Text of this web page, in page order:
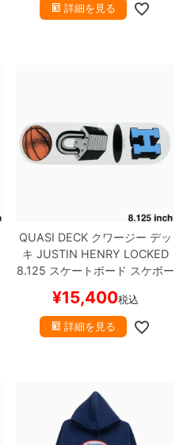
詳細を見る
QUASI DECKクワージー デッ
キ JUSTIN HENRY LOCKED
8.125 スケートボード スケボー
¥15,400税込
詳細を見る